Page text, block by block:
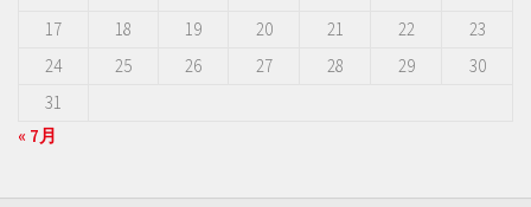
17
18 19 20 21 22
23
24
25 26 27 28 29
30
31
« 7月